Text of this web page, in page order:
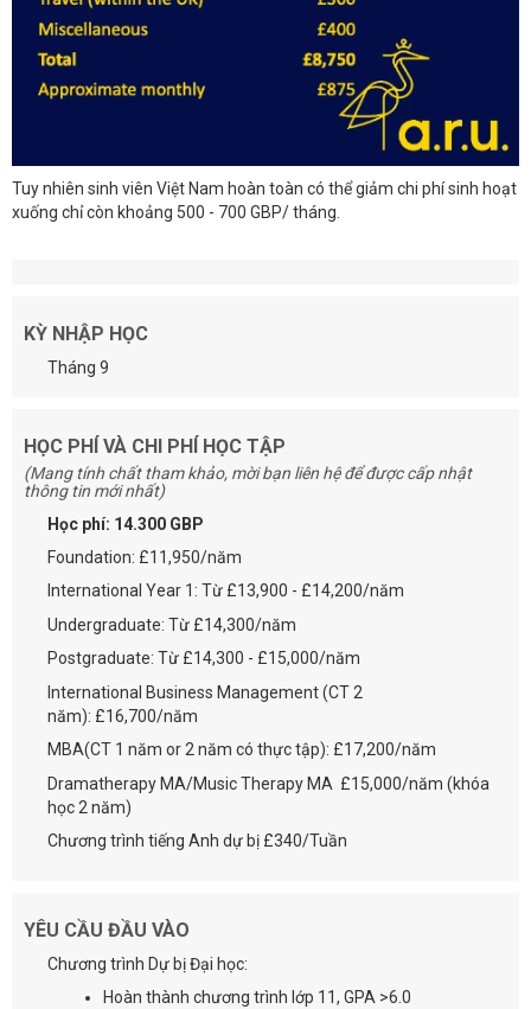
Tuy nhiên sinh viên Việt Nam hoàn toàn có thể giảm chi phí sinh hoạt
xuống chỉ còn khoảng 500 - 700 GBP/ tháng.
KỲ NHẬP HỌC
Tháng 9
HỌC PHÍ VÀ CHI PHÍ HỌC TẬP
(Mang tính chất tham khảo, mời bạn liên hệ để được cấp nhật
thông tin mới nhất)
Học phí: 14.300 GBP
Foundation: £11,950/năm
International Year 1: Từ £13,900 - £14,200/năm
Undergraduate: Từ £14,300/năm
Postgraduate: Từ £14,300 - £15,000/năm
International Business Management (CT 2
năm): £16,700/năm
MBA(CT 1 năm or 2 năm có thực tập): £17,200/năm
Dramatherapy MA/Music Therapy MA £15,000/năm (khóa
học 2 năm)
Chương trình tiếng Anh dự bị £340/Tuần
YÊU CẦU ĐẦU VÀO
Chương trình Dự bị Đại học:
Hoàn thành chương trình lớp 11, GPA >6.0